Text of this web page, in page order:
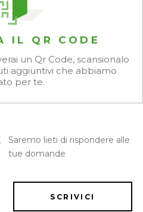
IL QR CODE
un Qr Code, scansionalo
aggiuntivi che abbiamo
per te.
Saremo lieti di rispondere alle
tue domande
SCRIVICI